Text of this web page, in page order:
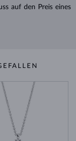
auf den Preis eines